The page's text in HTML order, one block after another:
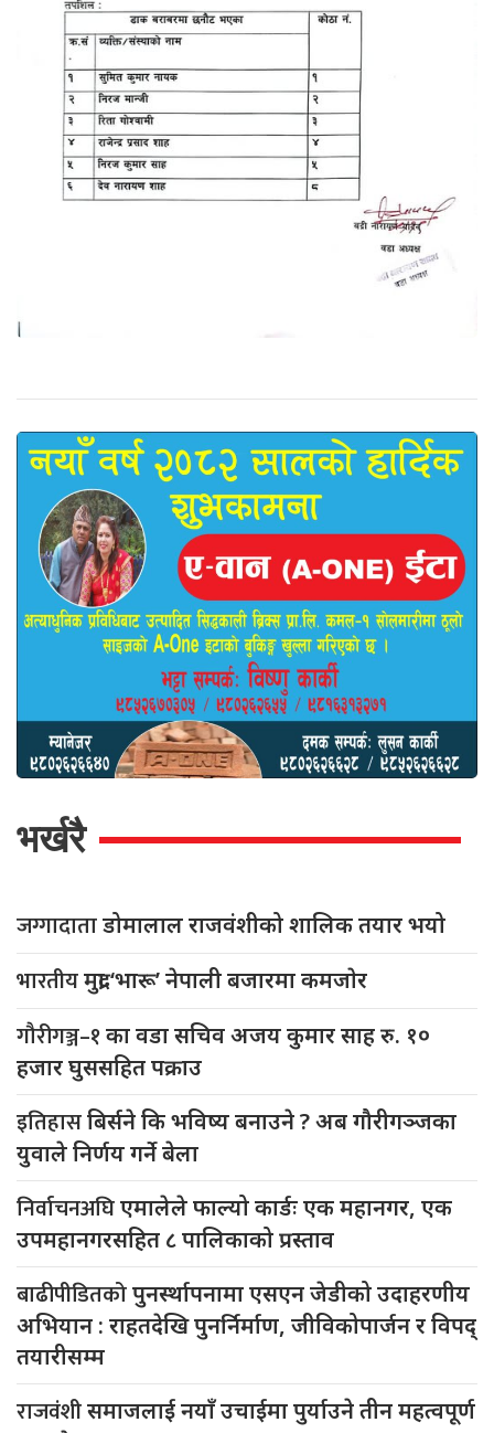
भर्खरै
जग्गादाताडोमालाल राजवंशीको शालिक तयार भयो
भारतीयमुद्रा ‘भारू’ नेपाली बजारमा कमजाेर
गौरीगञ्ज–१का वडा सचिव अजय कुमार साह रु. १०
हजार घुससहित पक्राउ
इतिहासबिर्सने कि भविष्य बनाउने ? अब गौरीगञ्जका
युवाले निर्णय गर्ने बेला
निर्वाचनअघिएमालेले फाल्यो कार्डः एक महानगर, एक
उपमहानगरसहित ८ पालिकाको प्रस्ताव
बाढीपीडितकोपुनर्स्थापनामा एसएन जेडीको उदाहरणीय
अभियान : राहतदेखि पुनर्निर्माण, जीविकोपार्जन र विपद्
तयारीसम्म
राजवंशीसमाजलाई नयाँ उचाईमा पुर्याउने तीन महत्वपूर्ण